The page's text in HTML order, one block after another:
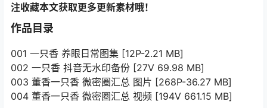
注收藏本文获取更多更新素材哦！
作品目录
001 一只香 养眼日常图集 [12P-2.21 MB]
002 一只香 抖音无水印备份 [27V 69.98 MB]
003 董香一只香 微密圈汇总 图片 [268P-36.27 MB]
004 董香一只香 微密圈汇总 视频 [194V 661.15 MB]